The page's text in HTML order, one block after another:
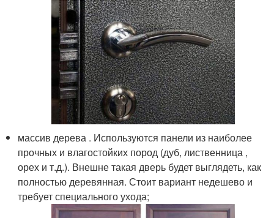
массив дерева . Используются панели из наиболее
прочных и влагостойких пород (дуб, лиственница ,
орех и т.д.). Внешне такая дверь будет выглядеть, как
полностью деревянная. Стоит вариант недешево и
требует специального ухода;